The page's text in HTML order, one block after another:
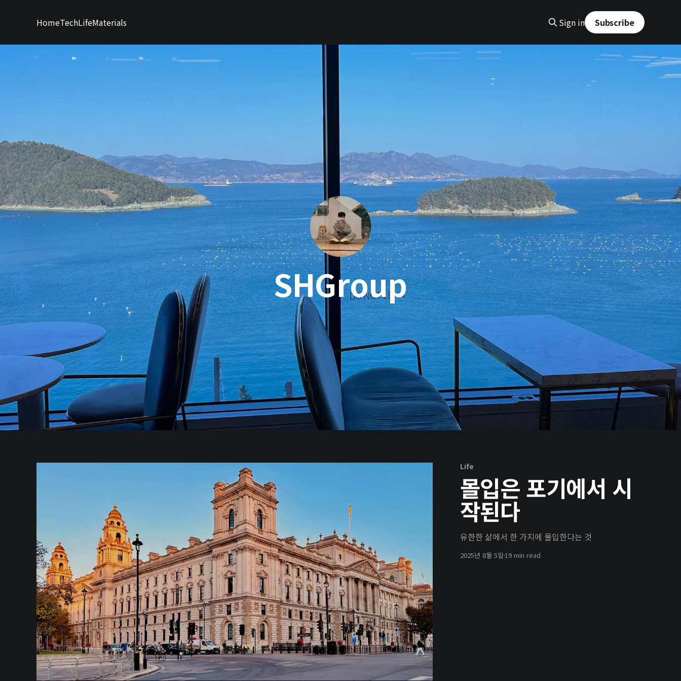
HomeTechLifeMaterials Sign in Subscribe
SHGroup
Life
몰입은 포기에서 시
작된다
유한한 삶에서 한 가지에 몰입한다는 것
2025년 8월 5일 19 min read